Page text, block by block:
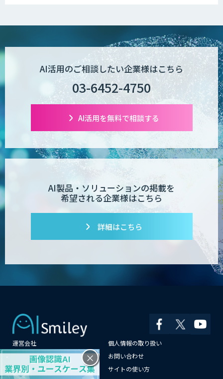
AI活用のご相談したい企業様はこちら
03-6452-4750
AI活用を無料で相談する
AI製品・ソリューションの掲載を
希望される企業様はこちら
詳細はこちら
運営会社
個人情報の取り扱い
よくある質問
お問い合わせ
メールマガジン登録
サイトの使い方
×